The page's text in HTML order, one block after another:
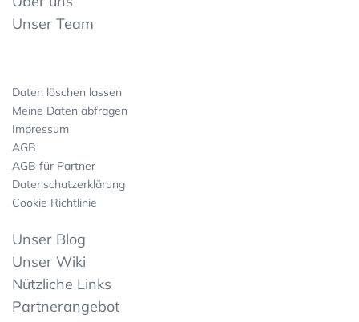
Unser Team
Daten löschen lassen
Meine Daten abfragen
Impressum
AGB
AGB für Partner
Datenschutzerklärung
Cookie Richtlinie
Unser Blog
Unser Wiki
Nützliche Links
Partnerangebot